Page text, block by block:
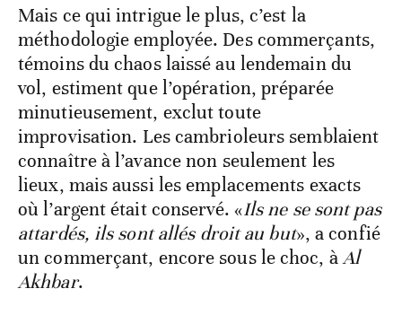
Mais ce qui intrigue le plus, c’est la
méthodologie employée. Des commerçants,
témoins du chaos laissé au lendemain du
vol, estiment que l’opération, préparée
minutieusement, exclut toute
improvisation. Les cambrioleurs semblaient
connaître à l’avance non seulement les
lieux, mais aussi les emplacements exacts
où l’argent était conservé. «Ils ne se sont pas
attardés, ils sont allés droit au but», a confié
un commerçant, encore sous le choc, àAl
Akhbar.